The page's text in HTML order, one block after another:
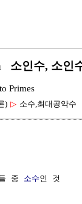
소인수, 소인
Primes
) ▷ 소수,최대공약수
중 소수인 것